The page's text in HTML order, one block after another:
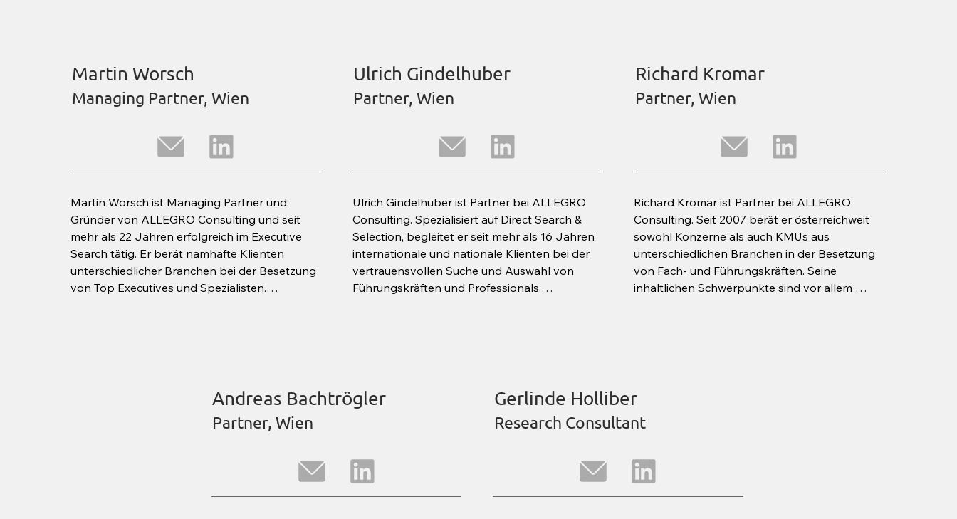
Martin Worsch
Managing Partner, Wien
Martin Worsch ist Managing Partner und
Gründer von ALLEGRO Consulting und seit
mehr als 22 Jahren erfolgreich im Executive
Search tätig. Er berät namhafte Klienten
unterschiedlicher Branchen bei der Besetzung
von Top Executives und Spezialisten.
Nach dem Wirtschaftsstudium in Österreich
und in Harvard sowie an der UCLA absolvierte
heute die Basis für nachhaltig erfolgreiche
Ulrich Gindelhuber
Partner, Wien
Ulrich Gindelhuber ist Partner bei ALLEGRO
Consulting. Spezialisiert auf Direct Search &
Selection, begleitet er seit mehr als 16 Jahren
internationale und nationale Klienten bei der
vertrauensvollen Suche und Auswahl von
Führungskräften und Professionals.
Advisor.
Auf eine betriebswirtschaftliche Ausbildung
folgten Managementpositionen in Österreich
Personalentscheidungen als den stärksten
Hebel für den nachhaltigen
Unternehmenserfolg und steht für
Richard Kromar
Partner, Wien
Richard Kromar ist Partner bei ALLEGRO
Consulting. Seit 2007 berät er österreichweit
sowohl Konzerne als auch KMUs aus
unterschiedlichen Branchen in der Besetzung
von Fach- und Führungskräften. Seine
inhaltlichen Schwerpunkte sind vor allem
der Absolvent eines Publizistik- und
Vertrieb und in der Medien-Branche. Er wurde
1976 geboren, ist glücklicher Vater zweier
Söhne (Tobias und Jakob), großer Tennis-Fan
Andreas Bachtrögler
Partner, Wien
Gerlinde Holliber
Research Consultant